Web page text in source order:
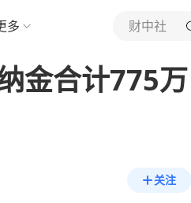
多 财中社
金合计775万
关注